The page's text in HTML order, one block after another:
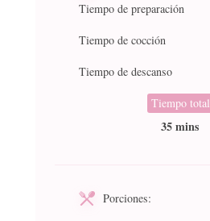
Tiempo de preparación
Tiempo de cocción
Tiempo de descanso
Tiempo total
35 mins
Porciones: